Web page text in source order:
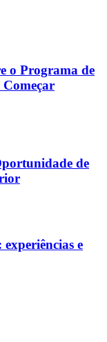
o Programa de
de
e